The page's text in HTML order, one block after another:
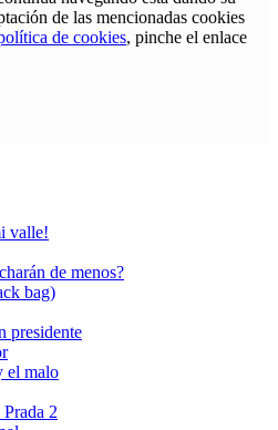
de las mencionadas cookies
de cookies, pinche el enlace
valle!
de menos?
bag)
presidente
el malo
2